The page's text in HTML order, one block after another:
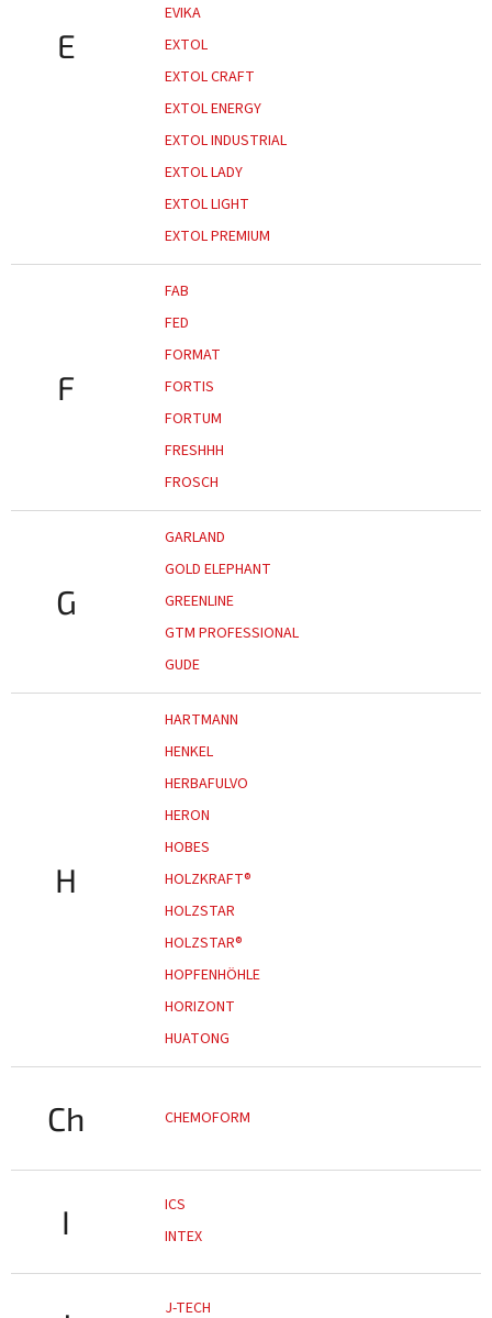
E
EVIKA
EXTOL
EXTOL CRAFT
EXTOL ENERGY
EXTOL INDUSTRIAL
EXTOL LADY
EXTOL LIGHT
EXTOL PREMIUM
F
FAB
FED
FORMAT
FORTIS
FORTUM
FRESHHH
FROSCH
G
GARLAND
GOLD ELEPHANT
GREENLINE
GTM PROFESSIONAL
GUDE
H
HARTMANN
HENKEL
HERBAFULVO
HERON
HOBES
HOLZKRAFT®
HOLZSTAR
HOLZSTAR®
HOPFENHÖHLE
HORIZONT
HUATONG
Ch CHEMOFORM
I
ICS
INTEX
J-TECH